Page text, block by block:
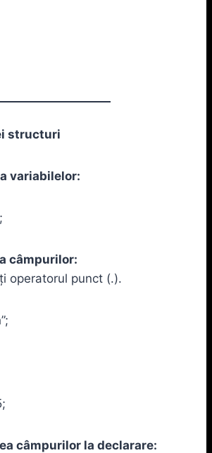
structuri
variabilelor:
câmpurilor:
operatorul punct (.).
câmpurilor la declarare: